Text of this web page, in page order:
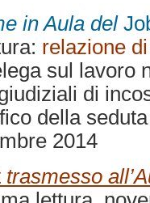
in Aula del
relazione
sul lavoro
di
della
2014
trasmesso